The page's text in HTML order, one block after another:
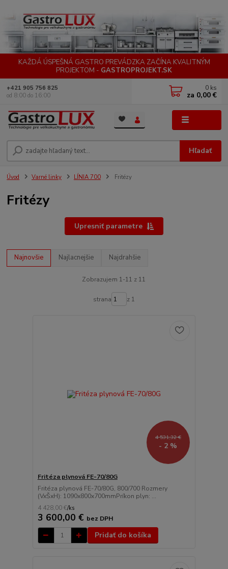
KAŽDÁ ÚSPEŠNÁ GASTRO PREVÁDZKA ZAČÍNA KVALITNÝM
PROJEKTOM - GASTROPROJEKT.SK
Hľadať
+421 905 756 825
od 8:00 do 16:00
0 ks
za 0,00 €
Úvod Varné linky LÍNIA 700 Fritézy
Fritézy
Upresniť parametre
Najnovšie Najlacnejšie Najdrahšie
Zobrazujem 1-11 z 11
strana z 1
4 531,32 €
- 2 %
Fritéza plynová FE-70/80G
Fritéza plynová FE-70/80G, 800/700 Rozmery
(VxŠxH): 1090x800x700mmPríkon plyn: ...
4 428,00 €/ks
3 600,00 € bez DPH
Pridať do košíka